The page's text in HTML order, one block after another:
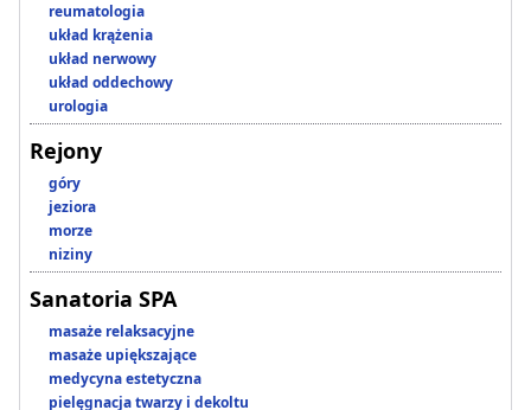
reumatologia
układ krążenia
układ nerwowy
układ oddechowy
urologia
Rejony
góry
jeziora
morze
niziny
Sanatoria SPA
masaże relaksacyjne
masaże upiększające
medycyna estetyczna
pielęgnacja twarzy i dekoltu